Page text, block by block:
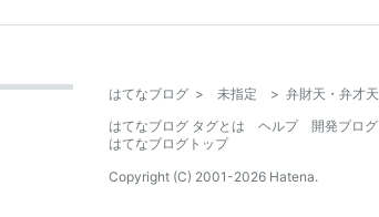
はてなブログ > 未指定 > 弁財天・弁才天
はてなブログ タグとは
ヘルプ
開発ブログ
はてなブログトップ
Copyright (C) 2001-2026 Hatena.